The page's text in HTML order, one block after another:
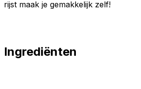
rijst maak je gemakkelijk zelf!
Ingrediënten